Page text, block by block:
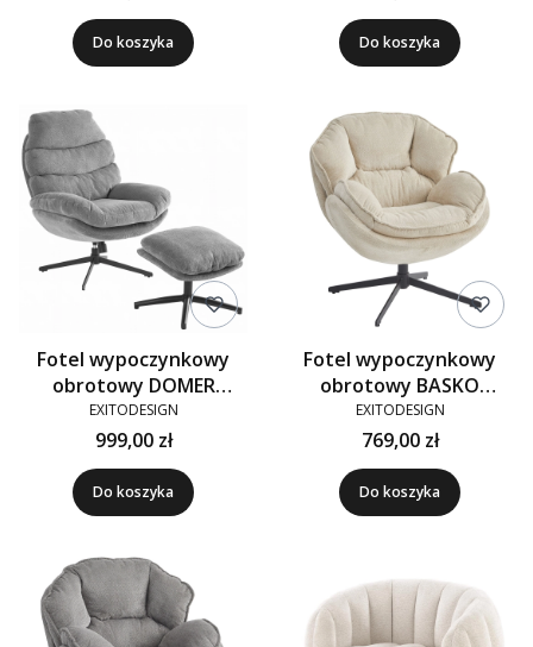
Do koszyka Do koszyka
Fotel wypoczynkowy
obrotowy DOMER
tkanina szary z
podnóżkiem VINCI 11
EXITODESIGN
999,00 zł
Do koszyka
Fotel wypoczynkowy
obrotowy BASKO
tkanina beżowy VINCI 26
EXITODESIGN
769,00 zł
Do koszyka